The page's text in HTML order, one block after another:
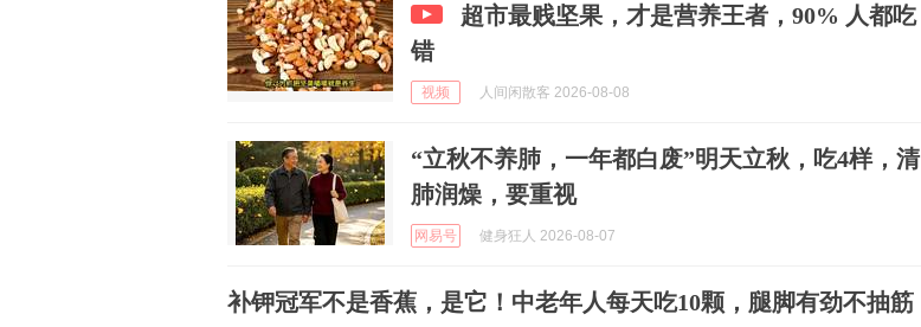
超市最贱坚果，才是营养王者，90% 人都吃
错
视频 人间闲散客 2026-08-08
“立秋不养肺，一年都白废”明天立秋，吃4样，清
肺润燥，要重视
网易号 健身狂人 2026-08-07
补钾冠军不是香蕉，是它！中老年人每天吃10颗，腿脚有劲不抽筋